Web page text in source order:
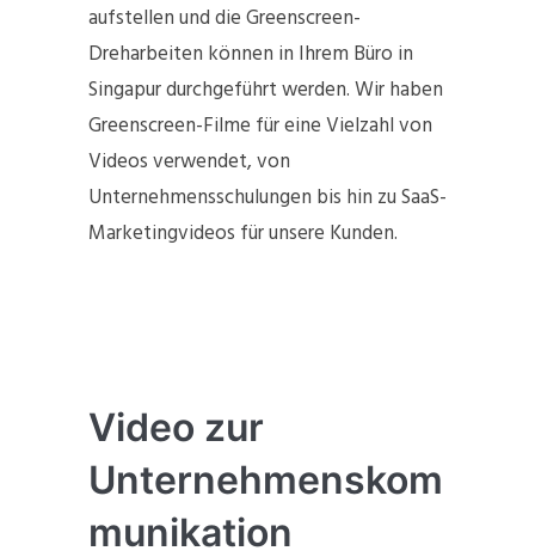
aufstellen und die Greenscreen-
Dreharbeiten können in Ihrem Büro in
Singapur durchgeführt werden. Wir haben
Greenscreen-Filme für eine Vielzahl von
Videos verwendet, von
Unternehmensschulungen bis hin zu SaaS-
Marketingvideos für unsere Kunden.
Video zur
Unternehmenskom
munikation